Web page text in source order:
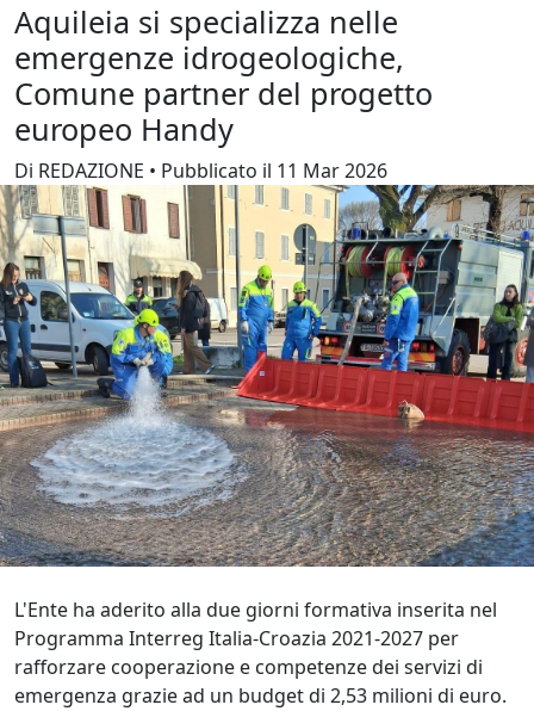
Aquileia si specializza nelle
emergenze idrogeologiche,
Comune partner del progetto
europeo Handy
Di REDAZIONE • Pubblicato il 11 Mar 2026
L'Ente ha aderito alla due giorni formativa inserita nel
Programma Interreg Italia-Croazia 2021-2027 per
rafforzare cooperazione e competenze dei servizi di
emergenza grazie ad un budget di 2,53 milioni di euro.